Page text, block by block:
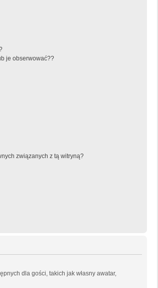
je obserwować??
związanych z tą witryną?
dla gości, takich jak własny awatar,